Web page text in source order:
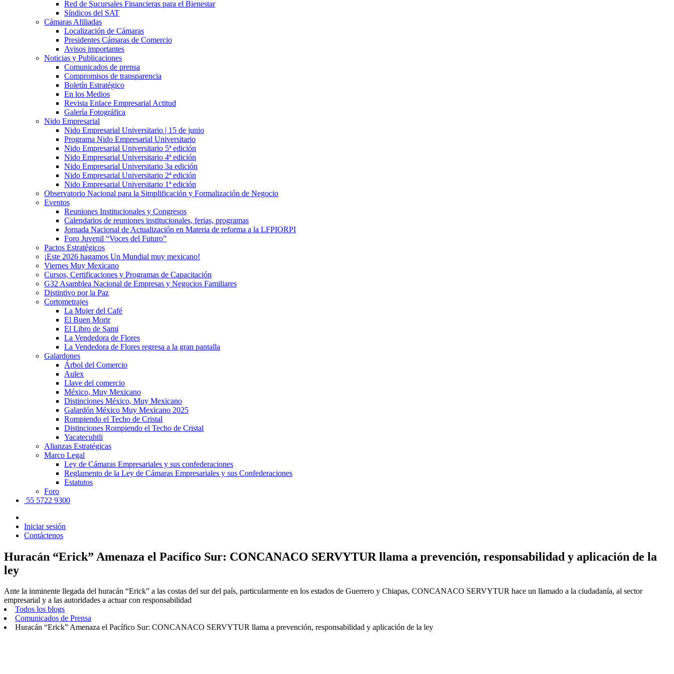
Red de Sucursales Financieras para el Bienestar
Síndicos del SAT
Cámaras Afiliadas
Localización de Cámaras
Presidentes Cámaras de Comercio
Avisos importantes
Noticias y Publicaciones
Comunicados de prensa
Compromisos de transparencia
Boletín Estratégico
En los Medios
Revista Enlace Empresarial Actitud
Galería Fotográfica
Nido Empresarial
Nido Empresarial Universitario | 15 de junio
Programa Nido Empresarial Universitario
Nido Empresarial Universitario 5ª edición
Nido Empresarial Universitario 4ª edición
Nido Empresarial Universitario 3a edición
Nido Empresarial Universitario 2ª edición
Nido Empresarial Universitario 1ª edición
Observatorio Nacional para la Simplificación y Formalización de Negocio
Eventos
Reuniones Institucionales y Congresos
Calendarios de reuniones institucionales, ferias, programas
Jornada Nacional de Actualización en Materia de reforma a la LFPIORPI
Foro Juvenil “Voces del Futuro”
Pactos Estratégicos
¡Este 2026 hagamos Un Mundial muy mexicano!
Viernes Muy Mexicano
Cursos, Certificaciones y Programas de Capacitación
G32 Asamblea Nacional de Empresas y Negocios Familiares
Distintivo por la Paz
Cortometrajes
La Mujer del Café
El Buen Morir
El Libro de Sami
La Vendedora de Flores
La Vendedora de Flores regresa a la gran pantalla
Galardones
Árbol del Comercio
Aulex
Llave del comercio
México, Muy Mexicano
Distinciones México, Muy Mexicano
Galardón México Muy Mexicano 2025
Rompiendo el Techo de Cristal
Distinciones Rompiendo el Techo de Cristal
Yacatecuhtli
Alianzas Estratégicas
Marco Legal
Ley de Cámaras Empresariales y sus confederaciones
Reglamento de la Ley de Cámaras Empresariales y sus Confederaciones
Estatutos
Foro
55 5722 9300
Iniciar sesión
Contáctenos
Huracán “Erick” Amenaza el Pacífico Sur: CONCANACO SERVYTUR llama a prevención, responsabilidad y aplicación de la
ley
Ante la inminente llegada del huracán “Erick” a las costas del sur del país, particularmente en los estados de Guerrero y Chiapas, CONCANACO SERVYTUR hace un llamado a la ciudadanía, al sector
empresarial y a las autoridades a actuar con responsabilidad
Todos los blogs
Comunicados de Prensa
Huracán “Erick” Amenaza el Pacífico Sur: CONCANACO SERVYTUR llama a prevención, responsabilidad y aplicación de la ley